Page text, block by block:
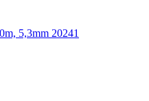
5,3mm 20241